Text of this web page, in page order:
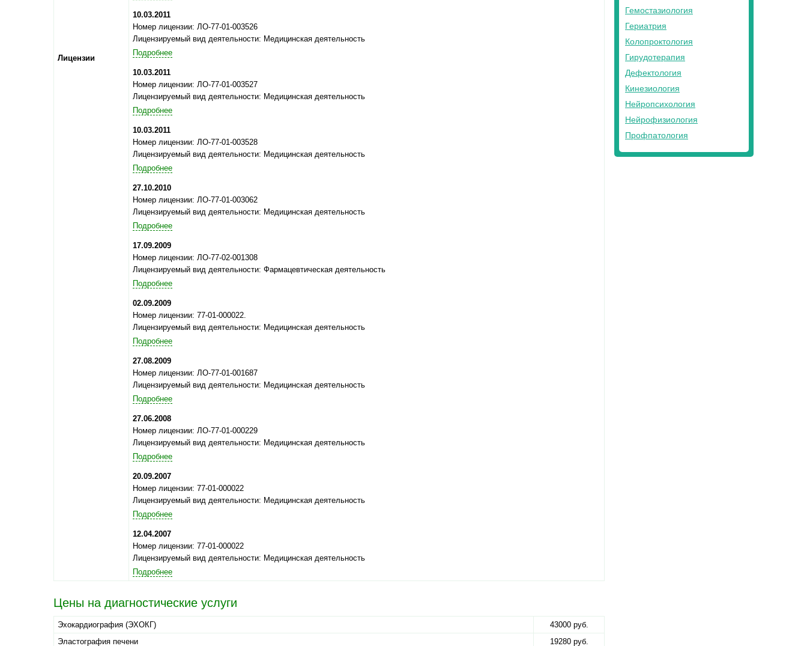
Лицензии
10.03.2011
Номер лицензии: ЛО-77-01-003526
Лицензируемый вид деятельности: Медицинская деятельность
Подробнее
10.03.2011
Номер лицензии: ЛО-77-01-003527
Лицензируемый вид деятельности: Медицинская деятельность
Подробнее
10.03.2011
Номер лицензии: ЛО-77-01-003528
Лицензируемый вид деятельности: Медицинская деятельность
Подробнее
27.10.2010
Номер лицензии: ЛО-77-01-003062
Лицензируемый вид деятельности: Медицинская деятельность
Подробнее
17.09.2009
Номер лицензии: ЛО-77-02-001308
Лицензируемый вид деятельности: Фармацевтическая деятельность
Подробнее
02.09.2009
Номер лицензии: 77-01-000022.
Лицензируемый вид деятельности: Медицинская деятельность
Подробнее
27.08.2009
Номер лицензии: ЛО-77-01-001687
Лицензируемый вид деятельности: Медицинская деятельность
Подробнее
27.06.2008
Номер лицензии: ЛО-77-01-000229
Лицензируемый вид деятельности: Медицинская деятельность
Подробнее
20.09.2007
Номер лицензии: 77-01-000022
Лицензируемый вид деятельности: Медицинская деятельность
Подробнее
12.04.2007
Номер лицензии: 77-01-000022
Лицензируемый вид деятельности: Медицинская деятельность
Подробнее
Цены на диагностические услуги
Эхокардиография (ЭХОКГ)
43000 руб.
Эластография печени
19280 руб.
Гемостазиология
Гериатрия
Колопроктология
Гирудотерапия
Дефектология
Кинезиология
Нейропсихология
Нейрофизиология
Профпатология